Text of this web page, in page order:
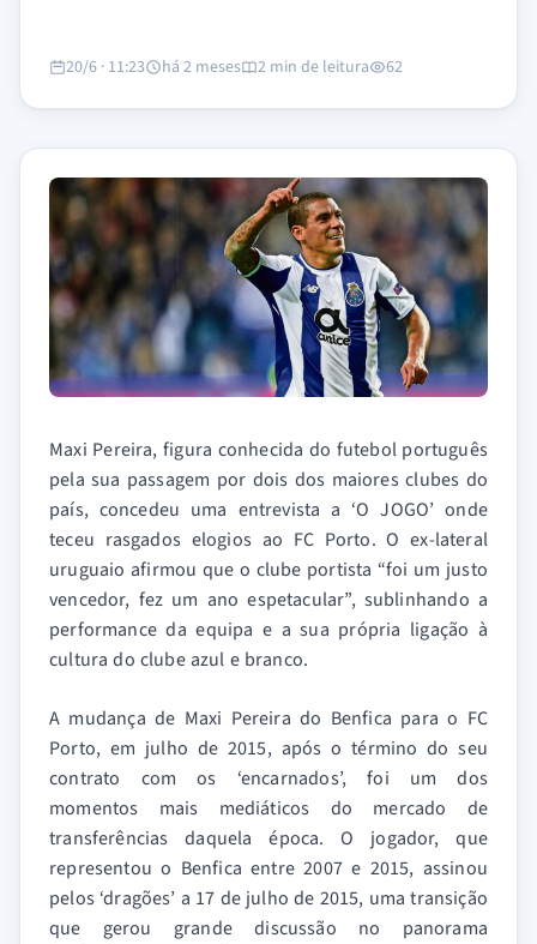
20/6 · 11:23 há 2 meses 2 min de leitura 62
Maxi Pereira, figura conhecida do futebol português
pela sua passagem por dois dos maiores clubes do
país, concedeu uma entrevista a ‘O JOGO’ onde
teceu rasgados elogios ao FC Porto. O ex-lateral
uruguaio afirmou que o clube portista “foi um justo
vencedor, fez um ano espetacular”, sublinhando a
performance da equipa e a sua própria ligação à
cultura do clube azul e branco.
A mudança de Maxi Pereira do Benfica para o FC
Porto, em julho de 2015, após o término do seu
contrato com os ‘encarnados’, foi um dos
momentos mais mediáticos do mercado de
transferências daquela época. O jogador, que
representou o Benfica entre 2007 e 2015, assinou
pelos ‘dragões’ a 17 de julho de 2015, uma transição
que gerou grande discussão no panorama